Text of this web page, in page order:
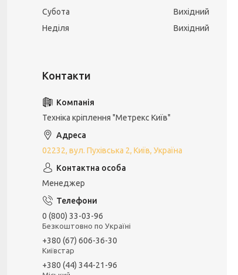
Субота
Вихідний
Неділя
Вихідний
Техніка кріплення "Метрекс Київ"
02232, вул. Пухівська 2, Київ, Україна
Менеджер
0 (800) 33-03-96
Безкоштовно по Україні
+380 (67) 606-36-30
Київстар
+380 (44) 344-21-96